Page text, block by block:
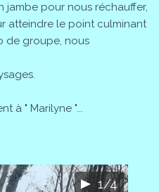
jambe pour nous réchauffer,
atteindre le point culminant
de groupe, nous
à " Marilyne "...
1/4